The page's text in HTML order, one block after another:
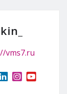
vms7.ru